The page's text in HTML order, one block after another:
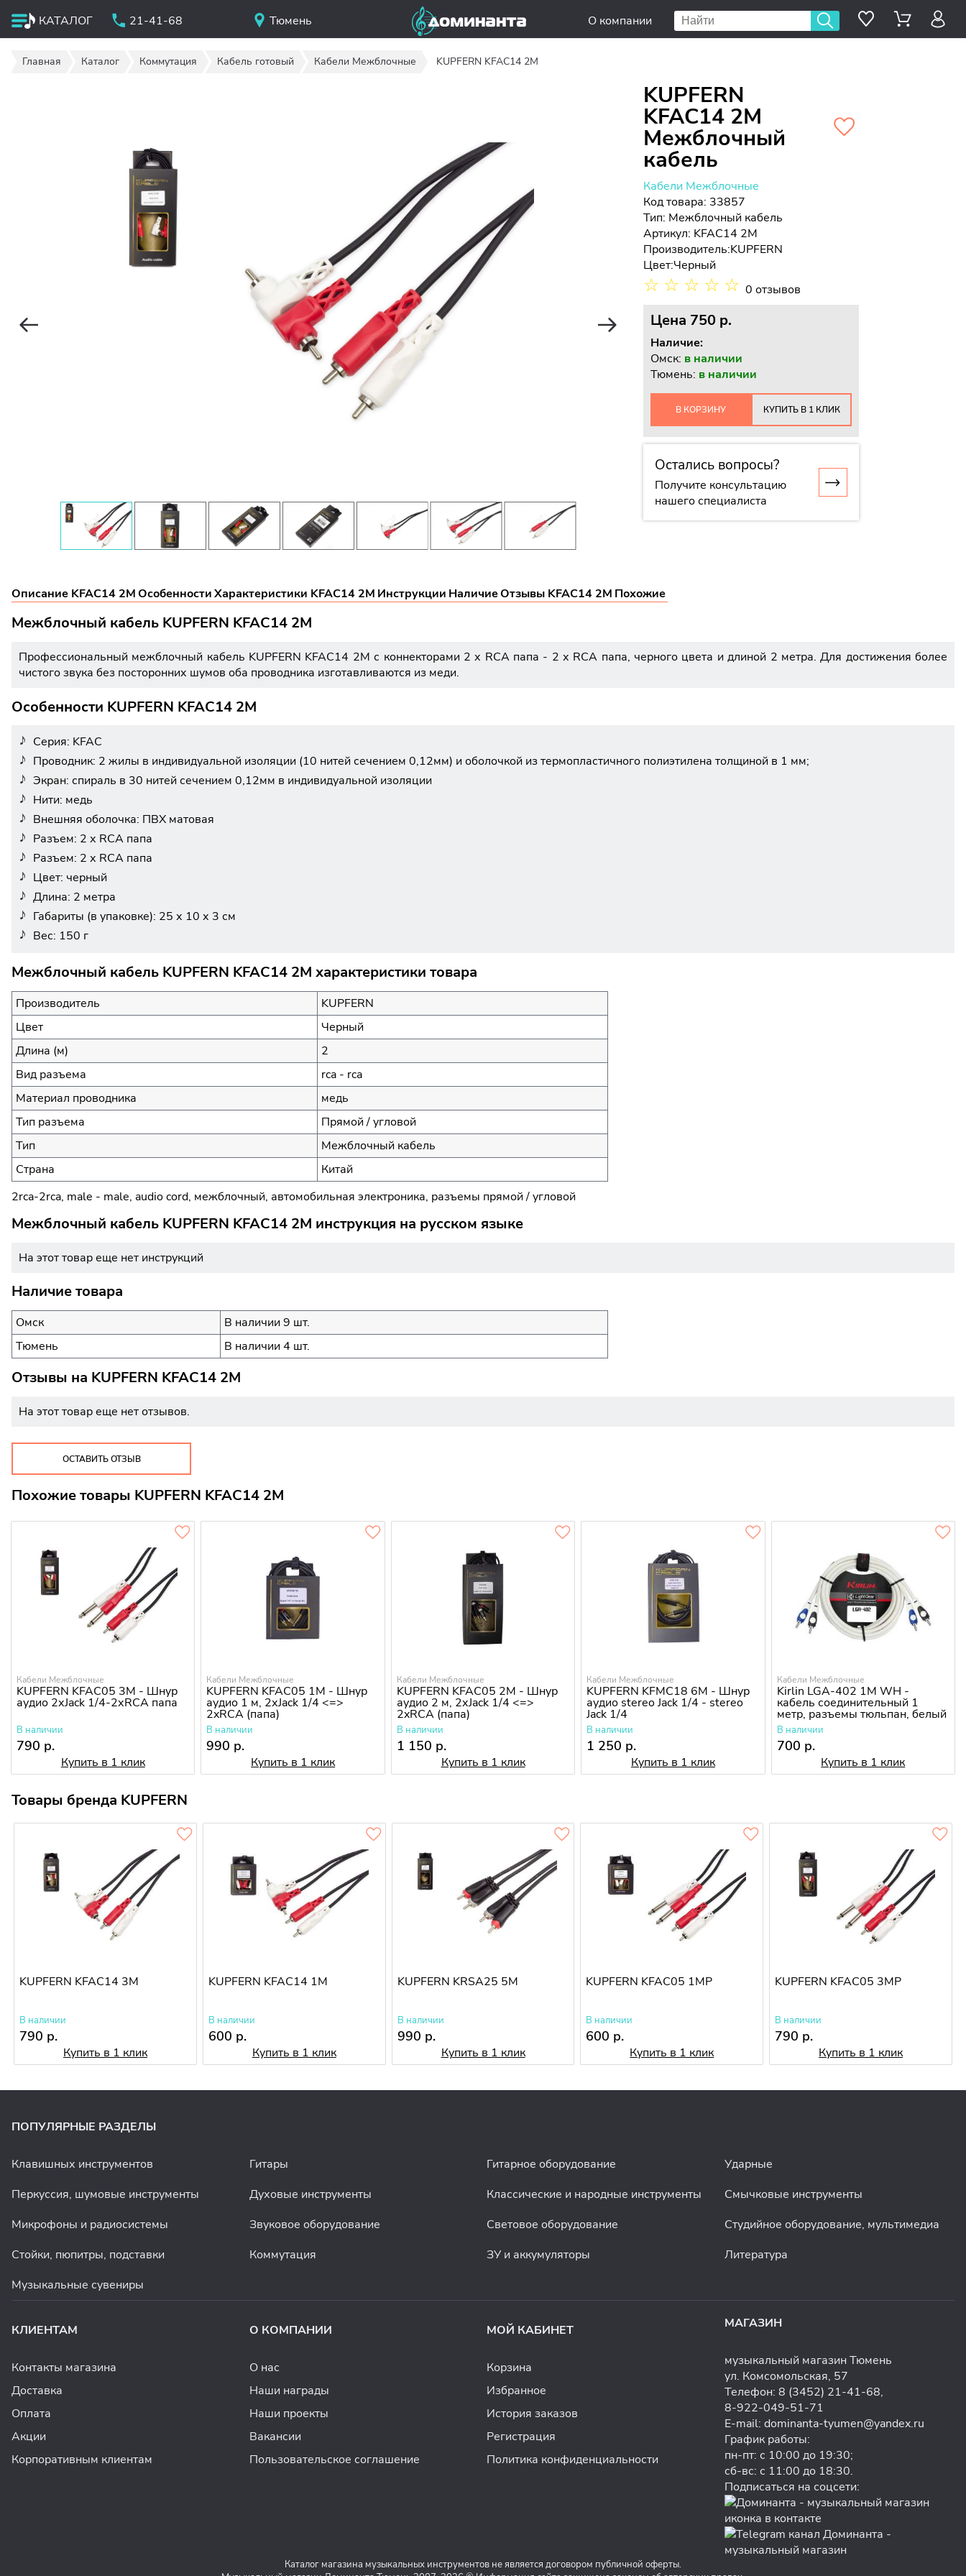
КАТАЛОГ 21-41-68 Тюмень О компании
Главная Каталог Коммутация Кабель готовый Кабели Межблочные KUPFERN KFAC14 2M
KUPFERN
KFAC14 2M
Межблочный
кабель
Кабели Межблочные
Код товара: 33857
Тип: Межблочный кабель
Артикул: KFAC14 2M
Производитель:KUPFERN
Цвет:Черный
☆ ☆ ☆ ☆ ☆ 0 отзывов
Цена 750 p.
Наличие:
Омск: в наличии
Тюмень: в наличии
В КОРЗИНУ КУПИТЬ В 1 КЛИК
Остались вопросы?
Получите консультацию
нашего специалиста
Описание KFAC14 2MОсобенностиХарактеристики KFAC14 2M Инструкции НаличиеОтзывы KFAC14 2M Похожие
Межблочный кабель KUPFERN KFAC14 2M
Профессиональный межблочный кабель KUPFERN KFAC14 2M с коннекторами 2 х RCA папа - 2 х RCA папа, черного цвета и длиной 2 метра. Для достижения более
чистого звука без посторонних шумов оба проводника изготавливаются из меди.
Особенности KUPFERN KFAC14 2M
Серия: KFAC
Проводник: 2 жилы в индивидуальной изоляции (10 нитей сечением 0,12мм) и оболочкой из термопластичного полиэтилена толщиной в 1 мм;
Экран: спираль в 30 нитей сечением 0,12мм в индивидуальной изоляции
Нити: медь
Внешняя оболочка: ПВХ матовая
Разъем: 2 х RCA папа
Разъем: 2 х RCA папа
Цвет: черный
Длина: 2 метра
Габариты (в упаковке): 25 х 10 х 3 см
Вес: 150 г
Межблочный кабель KUPFERN KFAC14 2M характеристики товара
Производитель
KUPFERN
Цвет
Черный
Длина (м)
2
Вид разъема
rca - rca
Материал проводника
медь
Тип разъема
Прямой / угловой
Тип
Межблочный кабель
Страна
Китай
2rca-2rca, male - male, audio cord, межблочный, автомобильная электроника, разъемы прямой / угловой
Межблочный кабель KUPFERN KFAC14 2M инструкция на русском языке
На этот товар еще нет инструкций
Наличие товара
Омск
В наличии 9 шт.
Тюмень
В наличии 4 шт.
Отзывы на KUPFERN KFAC14 2M
На этот товар еще нет отзывов.
ОСТАВИТЬ ОТЗЫВ
Похожие товары KUPFERN KFAC14 2M
Кабели Межблочные
KUPFERN KFAC05 3M - Шнур
аудио 2хJack 1/4-2хRCA папа
В наличии
790 р.
Купить в 1 клик
Кабели Межблочные
KUPFERN KFAC05 1M - Шнур
аудио 1 м, 2хJack 1/4 <=>
2xRCA (папа)
В наличии
990 р.
Купить в 1 клик
Кабели Межблочные
KUPFERN KFAC05 2M - Шнур
аудио 2 м, 2хJack 1/4 <=>
2xRCA (папа)
В наличии
1 150 р.
Купить в 1 клик
Кабели Межблочные
KUPFERN KFMC18 6M - Шнур
аудио stereo Jack 1/4 - stereo
Jack 1/4
В наличии
1 250 р.
Купить в 1 клик
Кабели Межблочные
Kirlin LGA-402 1M WH -
кабель соединительный 1
метр, разъемы тюльпан, белый
В наличии
700 р.
Купить в 1 клик
Товары бренда KUPFERN
KUPFERN KFAC14 3M
В наличии
790 р.
Купить в 1 клик
KUPFERN KFAC14 1M
В наличии
600 р.
Купить в 1 клик
KUPFERN KRSA25 5M
В наличии
990 р.
Купить в 1 клик
KUPFERN KFAC05 1MP
В наличии
600 р.
Купить в 1 клик
KUPFERN KFAC05 3MP
В наличии
790 р.
Купить в 1 клик
ПОПУЛЯРНЫЕ РАЗДЕЛЫ
Клавишных инструментов Гитары Гитарное оборудование
Ударные
Перкуссия, шумовые инструменты
Духовые инструменты Классические и народные инструменты
Смычковые инструменты
Микрофоны и радиосистемы
Звуковое оборудование Световое оборудование
Студийное оборудование, мультимедиа
Стойки, пюпитры, подставки
Коммутация ЗУ и аккумуляторы
Литература
Музыкальные сувениры
КЛИЕНТАМ
Контакты магазина
Доставка
Оплата
Акции
Корпоративным клиентам
О КОМПАНИИ
О нас
Наши награды
Наши проекты
Вакансии
Пользовательское соглашение
МОЙ КАБИНЕТ
Корзина
Избранное
История заказов
Регистрация
Политика конфиденциальности
МАГАЗИН
музыкальный магазин Тюмень
ул. Комсомольская, 57
Телефон: 8 (3452) 21-41-68,
8-922-049-51-71
E-mail: dominanta-tyumen@yandex.ru
График работы:
пн-пт: с 10:00 до 19:30;
сб-вс: с 11:00 до 18:30.
Подписаться на соцсети:
Каталог магазина музыкальных инструментов не является договором публичной оферты.